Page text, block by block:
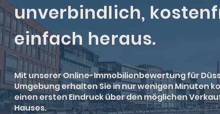
unverbindlich,
einfach heraus.
Mit unserer Online-Immobilienbewertung für
Umgebung erhalten Sie in nur wenigen Minuten
einen ersten Eindruck über den möglichen
Hauses.